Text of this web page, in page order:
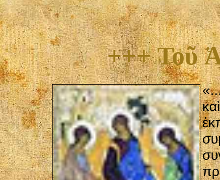
+++ Τοῦ